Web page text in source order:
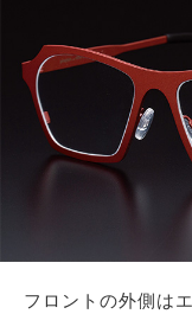
フロントの外側は